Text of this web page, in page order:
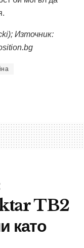
; Източник:
TB2
като